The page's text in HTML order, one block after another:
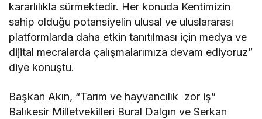
kararlılıkla sürmektedir. Her konuda Kentimizin
sahip olduğu potansiyelin ulusal ve uluslararası
platformlarda daha etkin tanıtılması için medya ve
dijital mecralarda çalışmalarımıza devam ediyoruz”
diye konuştu.
Başkan Akın, “Tarım ve hayvancılık zor iş”
Balıkesir Milletvekilleri Bural Dalgın ve Serkan